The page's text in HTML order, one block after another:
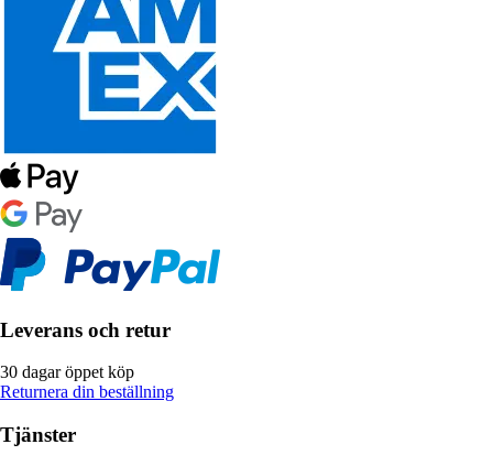
Leverans och retur
30 dagar öppet köp
Returnera din beställning
Tjänster